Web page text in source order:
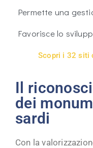
Permette una
Favorisce lo
Scopri i 32 siti
Il
dei
sardi
Con la